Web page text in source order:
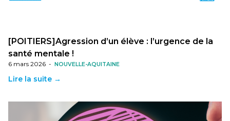
[POITIERS]Agression d’un élève : l’urgence de la
santé mentale !
6 mars 2026 - NOUVELLE-AQUITAINE
Lire la suite →